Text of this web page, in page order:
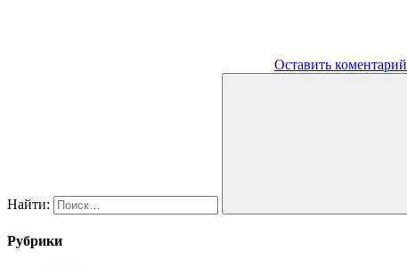
Оставить коментарий
Найти:
Рубрики